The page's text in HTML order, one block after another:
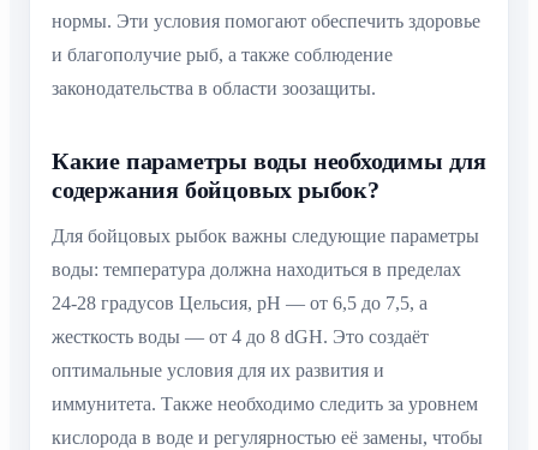
нормы. Эти условия помогают обеспечить здоровье
и благополучие рыб, а также соблюдение
законодательства в области зоозащиты.
Какие параметры воды необходимы для
содержания бойцовых рыбок?
Для бойцовых рыбок важны следующие параметры
воды: температура должна находиться в пределах
24-28 градусов Цельсия, pH — от 6,5 до 7,5, а
жесткость воды — от 4 до 8 dGH. Это создаёт
оптимальные условия для их развития и
иммунитета. Также необходимо следить за уровнем
кислорода в воде и регулярностью её замены, чтобы